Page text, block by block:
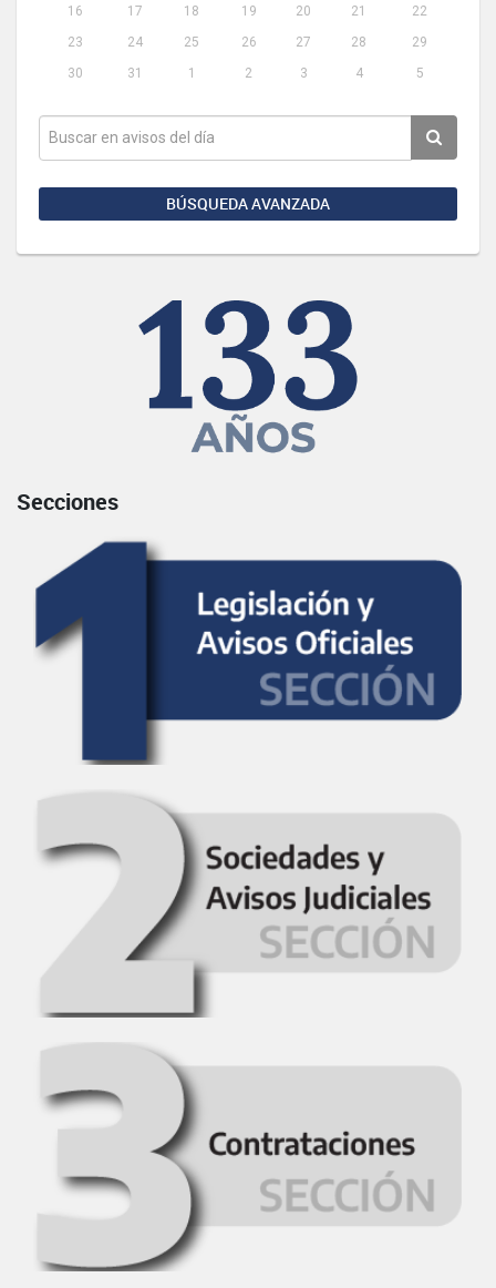
16
17 18 19 20 21
22
23
24 25 26 27 28
29
30
31 1 2 3 4 5
BÚSQUEDA AVANZADA
Secciones